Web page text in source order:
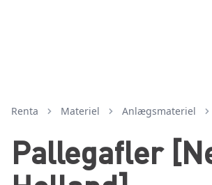
Renta Materiel anlægsmateriel
Pallegafler